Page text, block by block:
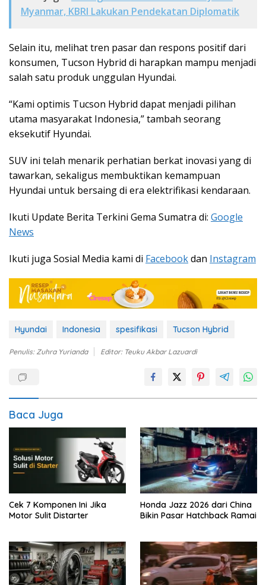
Myanmar, KBRI Lakukan Pendekatan Diplomatik
Selain itu, melihat tren pasar dan respons positif dari
konsumen, Tucson Hybrid di harapkan mampu menjadi
salah satu produk unggulan Hyundai.
“Kami optimis Tucson Hybrid dapat menjadi pilihan
utama masyarakat Indonesia,” tambah seorang
eksekutif Hyundai.
SUV ini telah menarik perhatian berkat inovasi yang di
tawarkan, sekaligus membuktikan kemampuan
Hyundai untuk bersaing di era elektrifikasi kendaraan.
Ikuti Update Berita Terkini Gema Sumatra di: Google
News
Ikuti juga Sosial Media kami di Facebookdan Instagram
Hyundai Indonesia spesifikasi Tucson Hybrid
Penulis: Zuhra Yurianda Editor: Teuku Akbar Lazuardi
Baca Juga
Cek 7 Komponen Ini Jika
Motor Sulit Distarter
Honda Jazz 2026 dari China
Bikin Pasar Hatchback Ramai